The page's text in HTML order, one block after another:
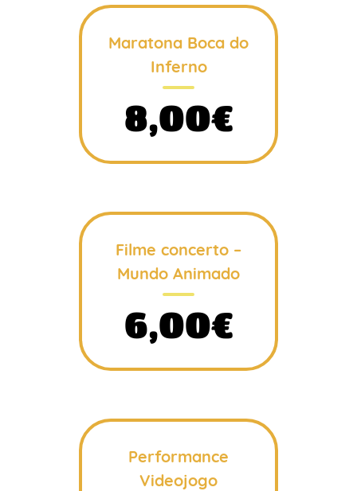
Maratona Boca do
Inferno
8,00€
Filme concerto –
Mundo Animado
6,00€
Performance
Videojogo